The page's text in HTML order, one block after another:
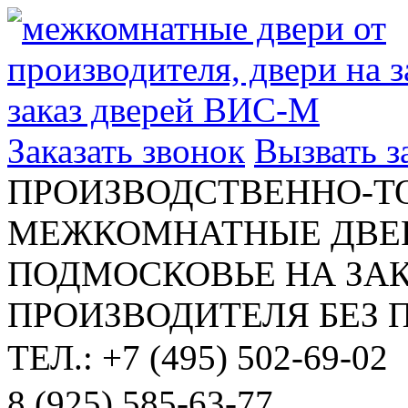
Заказать звонок Вызвать
ПРОИЗВОДСТВЕННО-
МЕЖКОМНАТНЫЕ
ПОДМОСКОВЬЕ НА
ПРОИЗВОДИТЕЛЯ БЕЗ
ТЕЛ.: +7 (495) 502-69-02